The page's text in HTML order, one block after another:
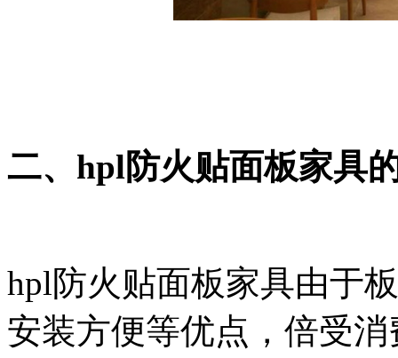
二、hpl防火贴面板家具
hpl防火贴面板家具由于
安装方便等优点，倍受